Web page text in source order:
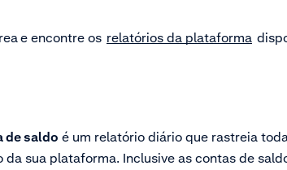
e encontre os relatórios da plataforma
de saldo é um relatório diário que rastreia
sua plataforma. Inclusive as contas de